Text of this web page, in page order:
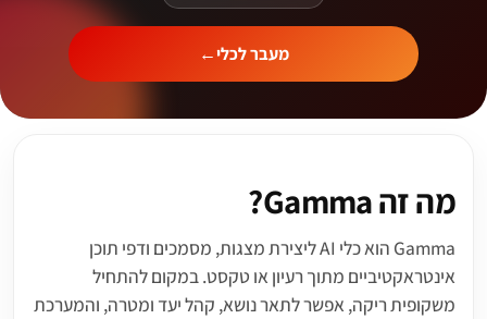
מעבר לכלי←
מה זה Gamma?
Gamma הוא כלי AI ליצירת מצגות, מסמכים ודפי תוכן
אינטראקטיביים מתוך רעיון או טקסט. במקום להתחיל
משקופית ריקה, אפשר לתאר נושא, קהל יעד ומטרה, והמערכת